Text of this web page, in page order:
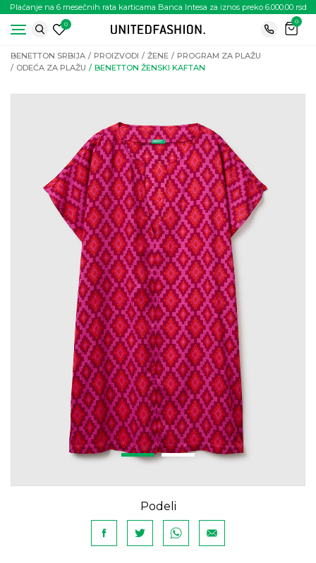
Plaćanje na 6 mesečnih rata karticama Banca Intesa za iznos preko 6.000.00 rsd
0
0
BENETTON SRBIJA PROIZVODI ŽENE
PROGRAM ZA PLAŽU
ODEĆA ZA PLAŽU
BENETTON ŽENSKI KAFTAN
Podeli